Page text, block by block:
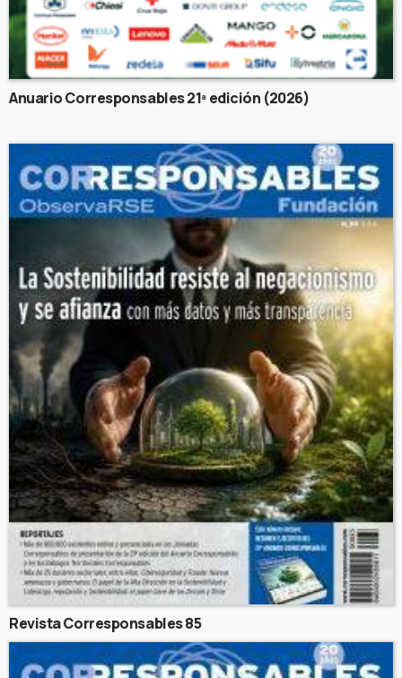
Anuario Corresponsables 21ª edición (2026)
Revista Corresponsables 85